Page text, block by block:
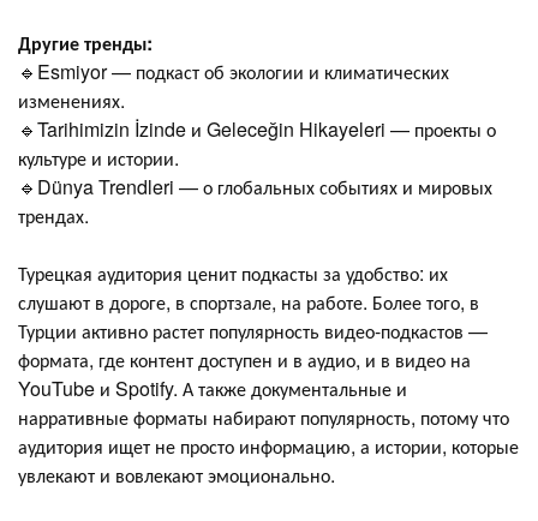
Другие тренды:
🔹Esmiyor — подкаст об экологии и климатических
изменениях.
🔹Tarihimizin İzinde и Geleceğin Hikayeleri — проекты о
культуре и истории.
🔹Dünya Trendleri — о глобальных событиях и мировых
трендах.
Турецкая аудитория ценит подкасты за удобство: их
слушают в дороге, в спортзале, на работе. Более того, в
Турции активно растет популярность видео-подкастов —
формата, где контент доступен и в аудио, и в видео на
YouTube и Spotify. А также документальные и
нарративные форматы набирают популярность, потому что
аудитория ищет не просто информацию, а истории, которые
увлекают и вовлекают эмоционально.